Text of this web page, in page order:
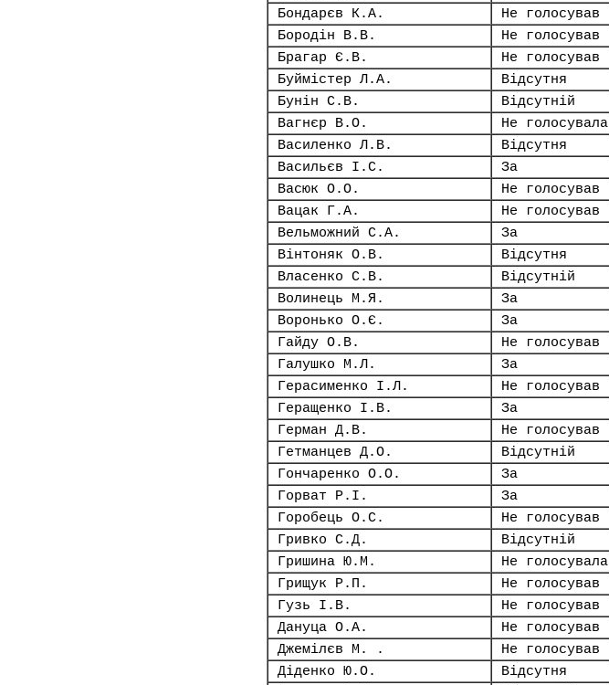
Бондарєв К.А.
Не голосував
Бородін В.В.
Не голосував
Брагар Є.В.
Не голосував
Буймістер Л.А.
Відсутня
Бунін С.В.
Відсутній
Вагнєр В.О.
Не голосувала
Василенко Л.В.
Відсутня
Васильєв І.С.
За
Васюк О.О.
Не голосував
Вацак Г.А.
Не голосував
Вельможний С.А.
За
Вінтоняк О.В.
Відсутня
Власенко С.В.
Відсутній
Волинець М.Я.
За
Воронько О.Є.
За
Гайду О.В.
Не голосував
Галушко М.Л.
За
Герасименко І.Л.
Не голосував
Геращенко І.В.
За
Герман Д.В.
Не голосував
Гетманцев Д.О.
Відсутній
Гончаренко О.О.
За
Горват Р.І.
За
Горобець О.С.
Не голосував
Гривко С.Д.
Відсутній
Гришина Ю.М.
Не голосувала
Грищук Р.П.
Не голосував
Гузь І.В.
Не голосував
Дануца О.А.
Не голосував
Джемілєв М. .
Не голосував
Діденко Ю.О.
Відсутня